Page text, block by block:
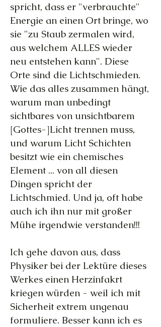
spricht, dass er "verbrauchte"
Energie an einen Ort bringe, wo
sie "zu Staub zermalen wird,
aus welchem ALLES wieder
neu entstehen kann". Diese
Orte sind die Lichtschmieden.
Wie das alles zusammen hängt,
warum man unbedingt
sichtbares von unsichtbarem
[Gottes-]Licht trennen muss,
und warum Licht Schichten
besitzt wie ein chemisches
Element ... von all diesen
Dingen spricht der
Lichtschmied. Und ja, oft habe
auch ich ihn nur mit großer
Mühe irgendwie verstanden!!!
Ich gehe davon aus, dass
Physiker bei der Lektüre dieses
Werkes einen Herzinfakrt
kriegen würden - weil ich mit
Sicherheit extrem ungenau
formuliere. Besser kann ich es